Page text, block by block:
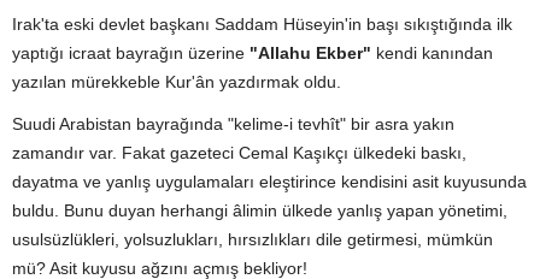
Irak'ta eski devlet başkanı Saddam Hüseyin'in başı sıkıştığında ilk
yaptığı icraat bayrağın üzerine "Allahu Ekber" kendi kanından
yazılan mürekkeble Kur'ân yazdırmak oldu.
Suudi Arabistan bayrağında "kelime-i tevhît" bir asra yakın
zamandır var. Fakat gazeteci Cemal Kaşıkçı ülkedeki baskı,
dayatma ve yanlış uygulamaları eleştirince kendisini asit kuyusunda
buldu. Bunu duyan herhangi âlimin ülkede yanlış yapan yönetimi,
usulsüzlükleri, yolsuzlukları, hırsızlıkları dile getirmesi, mümkün
mü? Asit kuyusu ağzını açmış bekliyor!